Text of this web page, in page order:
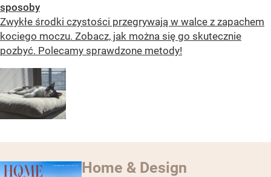
sposoby
Zwykłe środki czystości przegrywają w walce z zapachem
kociego moczu. Zobacz, jak można się go skutecznie
pozbyć. Polecamy sprawdzone metody!
Home & Design